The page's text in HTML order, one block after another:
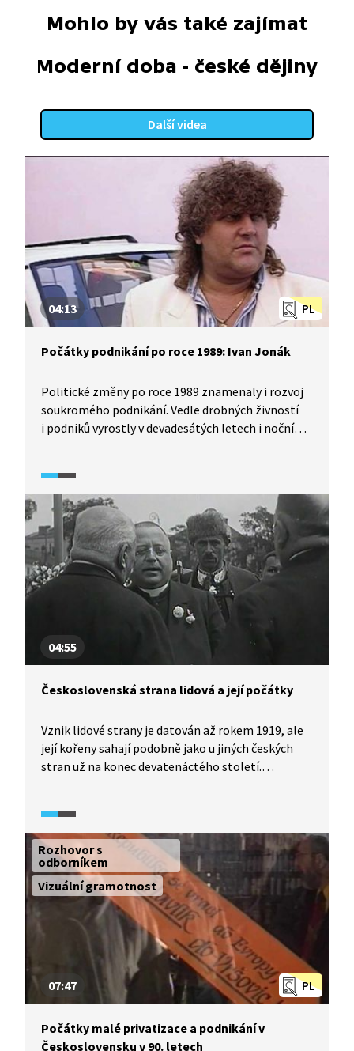
Mohlo by vás také zajímat
Moderní doba - české dějiny
Další videa
PL
04:13
Počátky podnikání po roce 1989: Ivan Jonák
Politické změny po roce 1989 znamenaly i rozvoj
soukromého podnikání. Vedle drobných živností
i podniků vyrostly v devadesátých letech i noční
spolumajitel Ivan Jonák. V pasáži z dokumentu
Vizitka z roku 1994 uvidíte obraz svérázného
podnikatele devadesátých let. Původně taxikář
a vekslák se po sametové revoluci stal váženým
podnikatelem a chvilkovou hvězdou světa
showbyznysu.
04:55
Československá strana lidová a její počátky
Vznik lidové strany je datován až rokem 1919, ale
její kořeny sahají podobně jako u jiných českých
stran už na konec devatenáctého století.
republiky.
Rozhovor s
odborníkem
Vizuální gramotnost
PL
07:47
Počátky malé privatizace a podnikání v
Československu v 90. letech